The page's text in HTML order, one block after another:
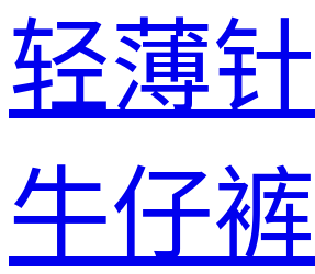
轻薄
牛仔裤